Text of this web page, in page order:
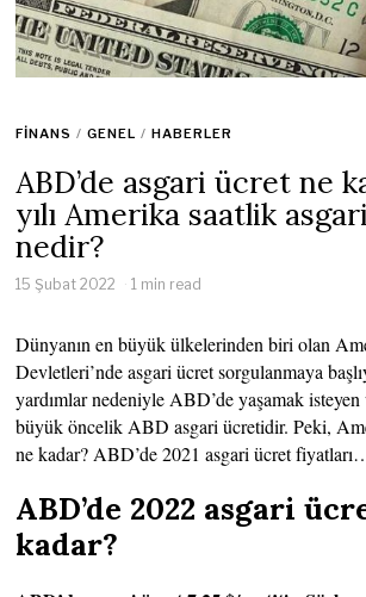
FINANS / GENEL / HABERLER
ABD’de asgari ücret ne
yılı Amerika saatlik
nedir?
15 Şubat 2022 1 min read
Dünyanın en büyük ülkelerinden biri olan
Devletleri’nde asgari ücret sorgulanmaya
yardımlar nedeniyle ABD’de yaşamak
büyük öncelik ABD asgari ücretidir. Peki,
ne kadar? ABD’de 2021 asgari ücret
ABD’de 2022 asgari
kadar?